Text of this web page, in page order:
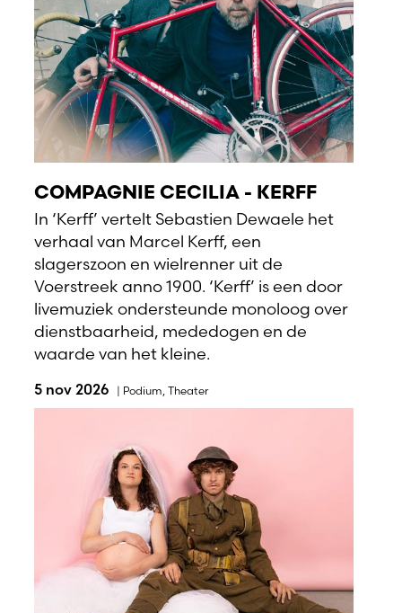
COMPAGNIE CECILIA - KERFF
In ‘Kerff’ vertelt Sebastien Dewaele het
verhaal van Marcel Kerff, een
slagerszoon en wielrenner uit de
Voerstreek anno 1900. ‘Kerff’ is een door
livemuziek ondersteunde monoloog over
dienstbaarheid, mededogen en de
waarde van het kleine.
5 nov 2026 | Podium, Theater